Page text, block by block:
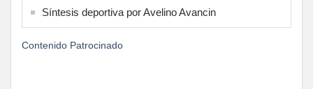
Síntesis deportiva por Avelino Avancin
Contenido Patrocinado